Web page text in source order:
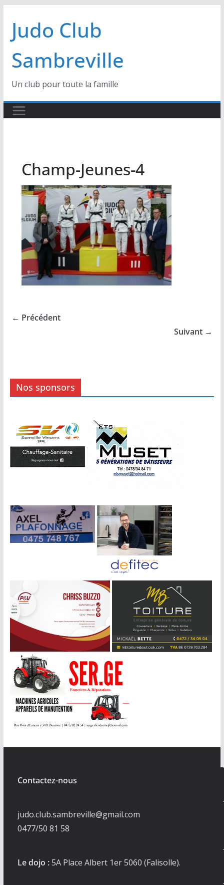
contenu
Judo Club
Sambreville
Un club pour toute la famille
Champ-Jeunes-4
← Précédent
Suivant →
Nos sponsors
Contactez-nous
judo.club.sambreville@gmail.com
0477/50 81 58
Le dojo :5A Place Albert 1er 5060 (Falisolle).